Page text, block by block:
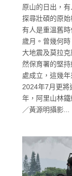
原山的日出，
探尋壯碩的原
有人是重溫舊
歲月。曾幾何
大地震及莫拉
然保育署的堅
處成立，這幾
2024年7月更將
年，阿里山林
／黃源明攝影...